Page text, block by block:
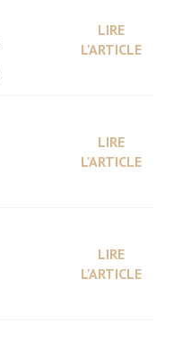
LIRE
L'ARTICLE
LIRE
L'ARTICLE
LIRE
L'ARTICLE